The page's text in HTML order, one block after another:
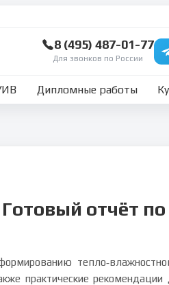
8 (495) 487-01-77
Для звонков по России
Дипломные работы
отчёт по
практические рекомендации